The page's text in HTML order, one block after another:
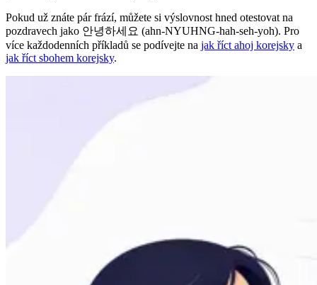
Pokud už znáte pár frází, můžete si výslovnost hned otestovat na
pozdravech jako 안녕하세요 (ahn-NYUHNG-hah-seh-yoh). Pro
více každodenních příkladů se podívejte na jak říct ahoj korejsky a
jak říct sbohem korejsky.